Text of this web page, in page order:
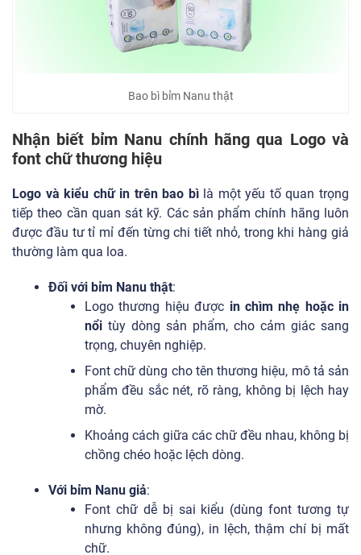
Bao bì bỉm Nanu thật
Nhận biết bỉm Nanu chính hãng qua Logo và
font chữ thương hiệu
Logo và kiểu chữ in trên bao bìlà một yếu tố quan trọng
tiếp theo cần quan sát kỹ. Các sản phẩm chính hãng luôn
được đầu tư tỉ mỉ đến từng chi tiết nhỏ, trong khi hàng giả
thường làm qua loa.
Đối với bỉm Nanu thật:
Logo thương hiệu được in chìm nhẹ hoặc in
nổi tùy dòng sản phẩm, cho cảm giác sang
trọng, chuyên nghiệp.
Font chữ dùng cho tên thương hiệu, mô tả sản
phẩm đều sắc nét, rõ ràng, không bị lệch hay
mờ.
Khoảng cách giữa các chữ đều nhau, không bị
chồng chéo hoặc lệch dòng.
Với bỉm Nanu giả:
Font chữ dễ bị sai kiểu (dùng font tương tự
nhưng không đúng), in lệch, thậm chí bị mất
chữ.